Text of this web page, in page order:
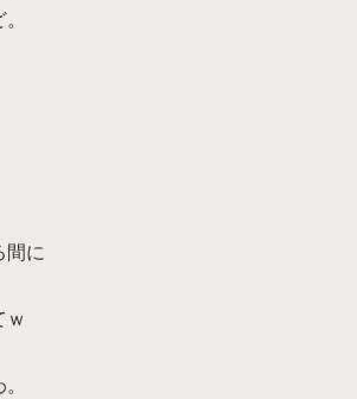
間に